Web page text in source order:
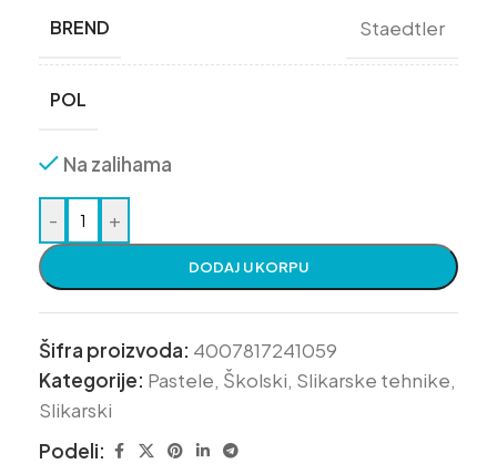
BREND Staedtler
POL
Na zalihama
- +
DODAJ U KORPU
Šifra proizvoda: 4007817241059
Kategorije: Pastele, Školski, Slikarske tehnike,
Slikarski
Podeli: